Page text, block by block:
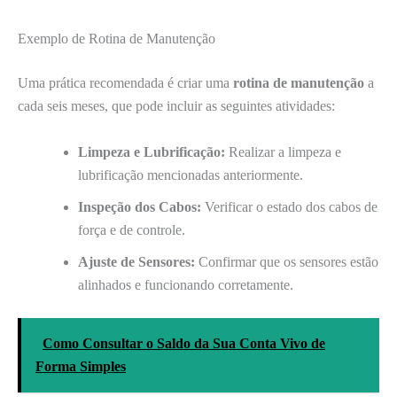
Exemplo de Rotina de Manutenção
Uma prática recomendada é criar uma rotina de manutenção a
cada seis meses, que pode incluir as seguintes atividades:
Limpeza e Lubrificação: Realizar a limpeza e
lubrificação mencionadas anteriormente.
Inspeção dos Cabos: Verificar o estado dos cabos de
força e de controle.
Ajuste de Sensores: Confirmar que os sensores estão
alinhados e funcionando corretamente.
Como Consultar o Saldo da Sua Conta Vivo de
Forma Simples